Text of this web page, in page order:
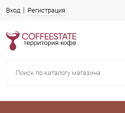
Вход Регистрация